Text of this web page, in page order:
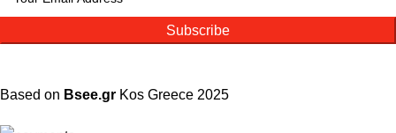
Subscribe
Based on Bsee.gr Kos Greece 2025